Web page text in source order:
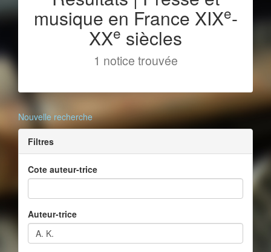
musique en France XIXe-
XXe siècles
1 notice trouvée
Nouvelle recherche
Filtres
Cote auteur-trice
Auteur-trice